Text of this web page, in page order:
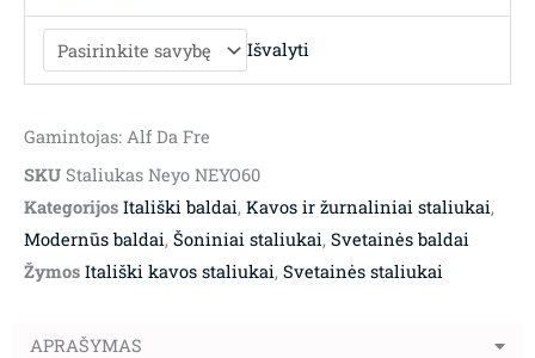
Išvalyti
Gamintojas: Alf Da Fre
SKU Staliukas Neyo NEYO60
Kategorijos Itališki baldai, Kavos ir žurnaliniai staliukai,
Modernūs baldai, Šoniniai staliukai, Svetainės baldai
Žymos Itališki kavos staliukai, Svetainės staliukai
APRAŠYMAS